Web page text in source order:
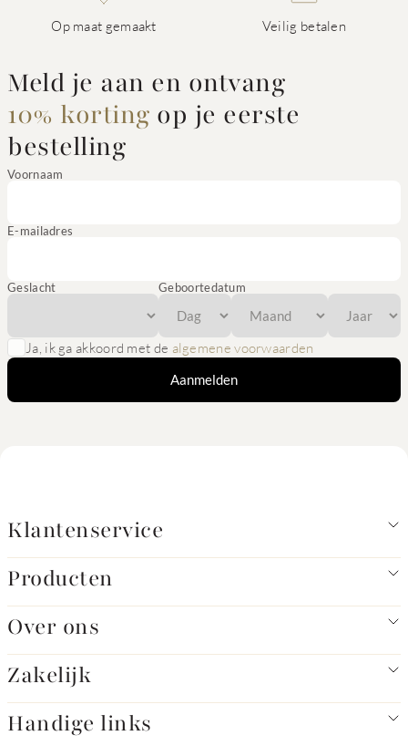
Op maat gemaakt Veilig betalen
Meld je aan en ontvang
10% korting op je eerste
bestelling
Voornaam
E-mailadres
Geslacht Geboortedatum
Ja, ik ga akkoord met de algemene voorwaarden
Aanmelden
Klantenservice
Producten
Over ons
Zakelijk
Handige links